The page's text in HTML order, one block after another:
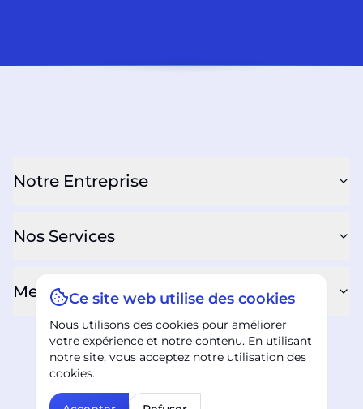
Notre Entreprise
Nos Services
Mentions Légales
Facebook
Instagram
LinkedInRSS Feed
Ce site web utilise des cookies
Nous utilisons des cookies pour améliorer
votre expérience et notre contenu. En utilisant
notre site, vous acceptez notre utilisation des
cookies.